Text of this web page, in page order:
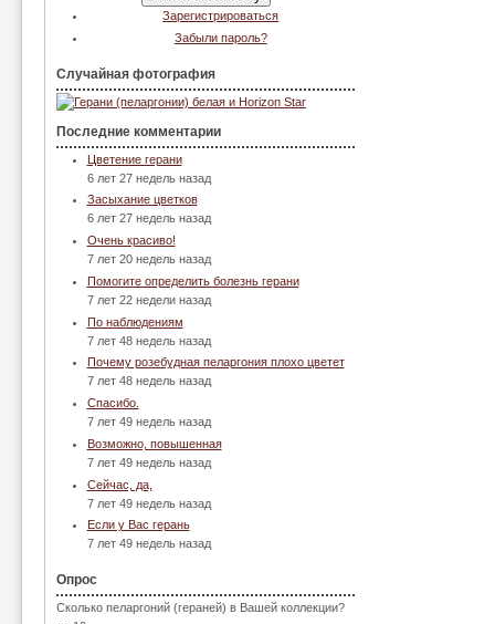
Зарегистрироваться
Забыли пароль?
Случайная фотография
Последние комментарии
Цветение герани
6 лет 27 недель назад
Засыхание цветков
6 лет 27 недель назад
Очень красиво!
7 лет 20 недель назад
Помогите определить болезнь герани
7 лет 22 недели назад
По наблюдениям
7 лет 48 недель назад
Почему розебудная пеларгония плохо цветет
7 лет 48 недель назад
Спасибо.
7 лет 49 недель назад
Возможно, повышенная
7 лет 49 недель назад
Сейчас, да,
7 лет 49 недель назад
Если у Вас герань
7 лет 49 недель назад
Опрос
Сколько пеларгоний (гераней) в Вашей коллекции?